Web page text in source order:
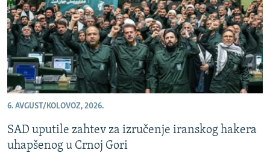
6. AVGUST/KOLOVOZ, 2026.
SAD uputile zahtev za izručenje iranskog hakera
uhapšenog u Crnoj Gori